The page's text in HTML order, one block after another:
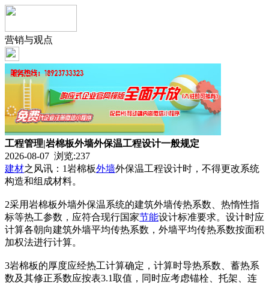
营销与观点
工程管理|岩棉板外墙外保温工程设计一般规定
2026-08-07 浏览:237
建材之风讯：1岩棉板外墙外保温工程设计时，不得更改系统
构造和组成材料。
2采用岩棉板外墙外保温系统的建筑外墙传热系数、热惰性指
标等热工参数，应符合现行国家节能设计标准要求。设计时应
计算各朝向建筑外墙平均传热系数，外墙平均传热系数按面积
加权法进行计算。
3岩棉板的厚度应经热工计算确定，计算时导热系数、蓄热系
数及其修正系数应按表3.1取值，同时应考虑锚栓、托架、连